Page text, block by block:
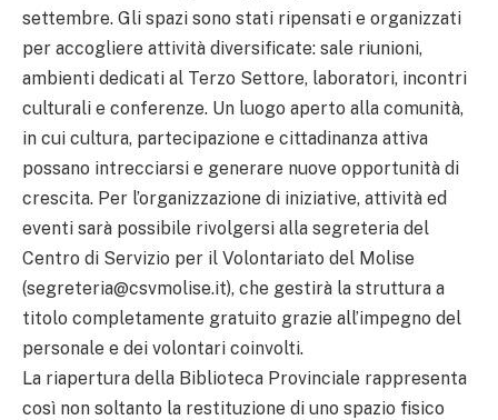
settembre. Gli spazi sono stati ripensati e organizzati
per accogliere attività diversificate: sale riunioni,
ambienti dedicati al Terzo Settore, laboratori, incontri
culturali e conferenze. Un luogo aperto alla comunità,
in cui cultura, partecipazione e cittadinanza attiva
possano intrecciarsi e generare nuove opportunità di
crescita. Per l’organizzazione di iniziative, attività ed
eventi sarà possibile rivolgersi alla segreteria del
Centro di Servizio per il Volontariato del Molise
(segreteria@csvmolise.it), che gestirà la struttura a
titolo completamente gratuito grazie all’impegno del
personale e dei volontari coinvolti.
La riapertura della Biblioteca Provinciale rappresenta
così non soltanto la restituzione di uno spazio fisico